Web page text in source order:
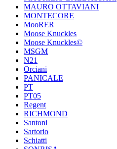
MAURO OTTAVIANI
MONTECORE
MooRER
Moose Knuckles
Moose Knuckles©️
MSGM
N21
Orciani
PANICALE
PT
PT05
Regent
RICHMOND
Santoni
Sartorio
Schiatti